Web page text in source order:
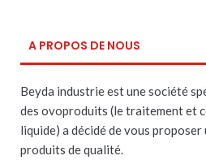
A PROPOS DE NOUS
Beyda industrie est une société
des ovoproduits (le traitement et
liquide) a décidé de vous
produits de qualité.